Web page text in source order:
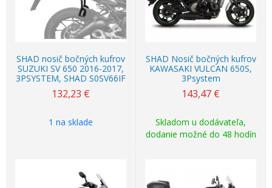
SHAD nosič bočných kufrov
SUZUKI SV 650 2016-2017,
3PSYSTEM, SHAD S0SV66IF
132,23 €
1 na sklade
SHAD Nosič bočných kufrov
KAWASAKI VULCAN 650S,
3Psystem
143,47 €
Skladom u dodávateľa,
dodanie možné do 48 hodín